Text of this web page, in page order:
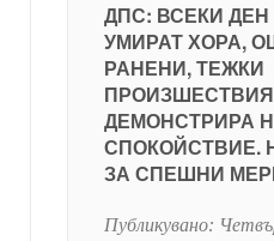
ДПС: ВСЕКИ
УМИРАТ ХОРА,
РАНЕНИ, ТЕЖКИ
ДЕМОНСТРИРА
СПОКОЙСТВИЕ.
ЗА СПЕШНИ
Публикувано: